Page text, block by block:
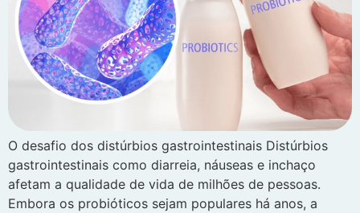
O desafio dos distúrbios gastrointestinais Distúrbios
gastrointestinais como diarreia, náuseas e inchaço
afetam a qualidade de vida de milhões de pessoas.
Embora os probióticos sejam populares há anos, a